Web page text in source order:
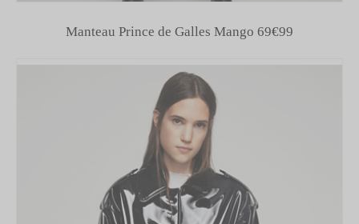
Manteau Prince de Galles Mango 69€99